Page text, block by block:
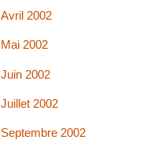
Avril 2002
Mai 2002
Juin 2002
Juillet 2002
Septembre 2002